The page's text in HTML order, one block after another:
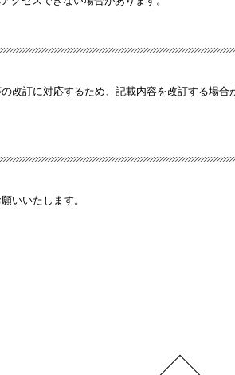
改訂に対応するため、記載内容を改訂する場
いいたします。